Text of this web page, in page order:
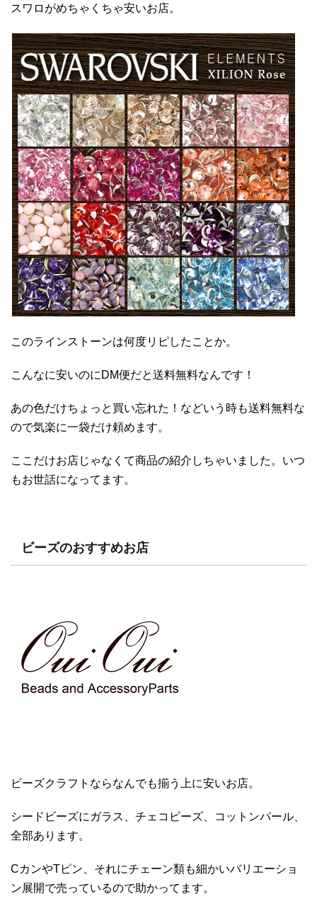
スワロがめちゃくちゃ安いお店。
このラインストーンは何度リピしたことか。
こんなに安いのにDM便だと送料無料なんです！
あの色だけちょっと買い忘れた！などいう時も送料無料な
ので気楽に一袋だけ頼めます。
ここだけお店じゃなくて商品の紹介しちゃいました。いつ
もお世話になってます。
ビーズのおすすめお店
ビーズクラフトならなんでも揃う上に安いお店。
シードビーズにガラス、チェコビーズ、コットンパール、
全部あります。
CカンやTピン、それにチェーン類も細かいバリエーショ
ン展開で売っているので助かってます。